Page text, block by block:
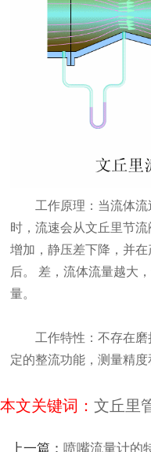
工作原理：当流体流
时，流速会从文丘里节
增加，静压差下降，并
后。 差，流体流量越大
量。
工作特性：不存在磨
定的整流功能，测量精度
本文关键词： 文丘里
上一篇： 喷嘴流量计的